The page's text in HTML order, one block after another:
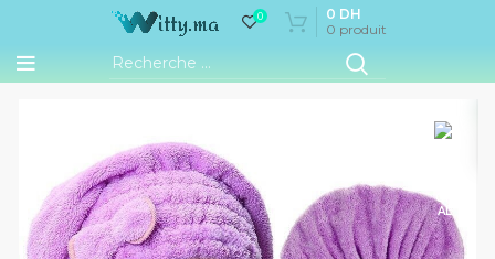
0
0 produit
0 DH